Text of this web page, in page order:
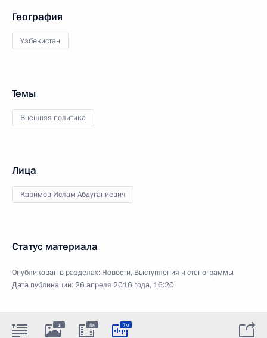
География
Узбекистан
Темы
Внешняя политика
Лица
Каримов Ислам Абдуганиевич
Статус материала
Опубликован в разделах: Новости, Выступления и стенограммы
Дата публикации:26 апреля 2016 года, 16:20
1 8м 7м